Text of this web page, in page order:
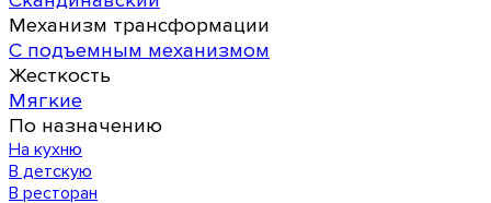
Механизм трансформации
С подъемным механизмом
Жесткость
Мягкие
По назначению
На кухню
В детскую
В ресторан